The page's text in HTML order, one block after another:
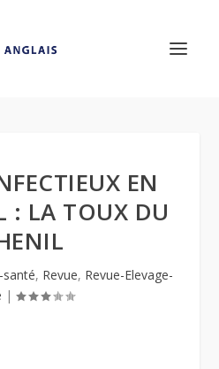
EN
: LA TOUX DU
santé, Revue, Revue-Elevage-
|